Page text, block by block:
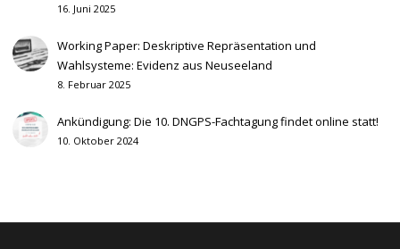
16. Juni 2025
Working Paper: Deskriptive Repräsentation und
Wahlsysteme: Evidenz aus Neuseeland
8. Februar 2025
Ankündigung: Die 10. DNGPS-Fachtagung findet online statt!
10. Oktober 2024